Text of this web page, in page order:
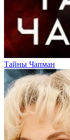
Тайны Чапман